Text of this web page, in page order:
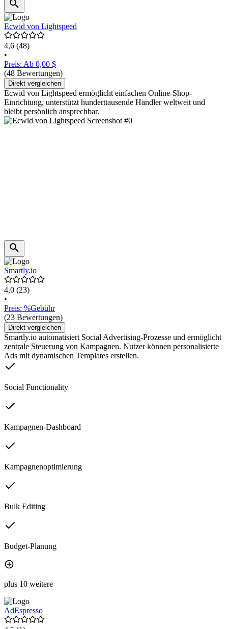
Ecwid von Lightspeed
4,6 (48)
•
Preis: Ab 0,00 $
(48 Bewertungen)
Direkt vergleichen
Ecwid von Lightspeed ermöglicht einfachen Online-Shop-
Einrichtung, unterstützt hunderttausende Händler weltweit und
bleibt persönlich ansprechbar.
Smartly.io
4,0 (23)
•
Preis: %Gebühr
(23 Bewertungen)
Direkt vergleichen
Smartly.io automatisiert Social Advertising-Prozesse und ermöglicht
zentrale Steuerung von Kampagnen. Nutzer können personalisierte
Ads mit dynamischen Templates erstellen.
Social Functionality
Kampagnen-Dashboard
Kampagnenoptimierung
Bulk Editing
Budget-Planung
plus 10 weitere
AdEspresso